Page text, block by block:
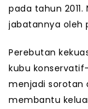
pada tahun
jabatannya oleh
Perebutan
kubu
menjadi sorotan
membantu